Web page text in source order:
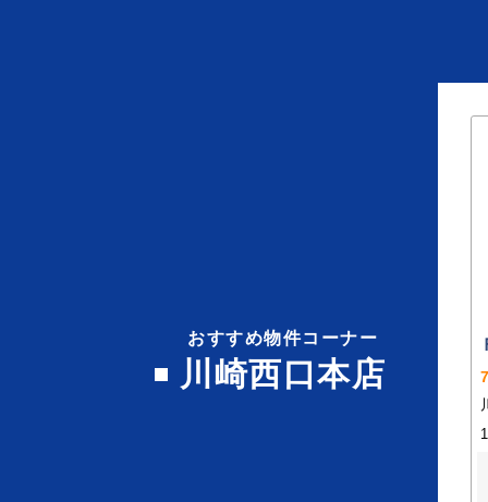
おすすめ物件コーナー
川崎西口本店